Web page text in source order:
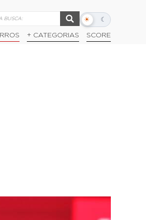
☀ ☾
Alternar
escuro
+ CATEGORIAS SCORE